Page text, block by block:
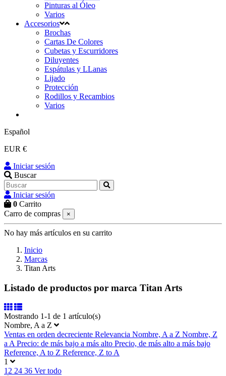
Pinturas al Óleo
Varios
Accesorios
Brochas
Cartas De Colores
Cubetas y Escurridores
Diluyentes
Espátulas y LLanas
Lijado
Protección
Rodillos y Recambios
Varios
Español
EUR €
Iniciar sesión
Buscar
Iniciar sesión
0 Carrito
Carro de compras
×
No hay más artículos en su carrito
Inicio
Marcas
Titan Arts
Listado de productos por marca Titan Arts
Mostrando 1-1 de 1 artículo(s)
Nombre, A a Z
Ventas en orden decreciente Relevancia Nombre, A a Z Nombre, Z
a APrecio: de más bajo a más alto Precio, de más alto a más bajo
Reference, A to Z Reference, Z to A
1
12 24 36 Ver todo